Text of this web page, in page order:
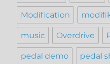
Modification
music Overdrive
pedal demo pedal